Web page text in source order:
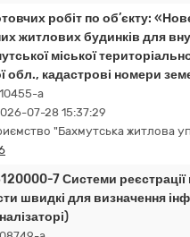
робіт по об’єкту:
житлових будинків для
міської
обл., кадастрові номери
a
07-28 15:37:29
"Бахмутська житлова
7 Системи реєстрації
швидкі для визначення